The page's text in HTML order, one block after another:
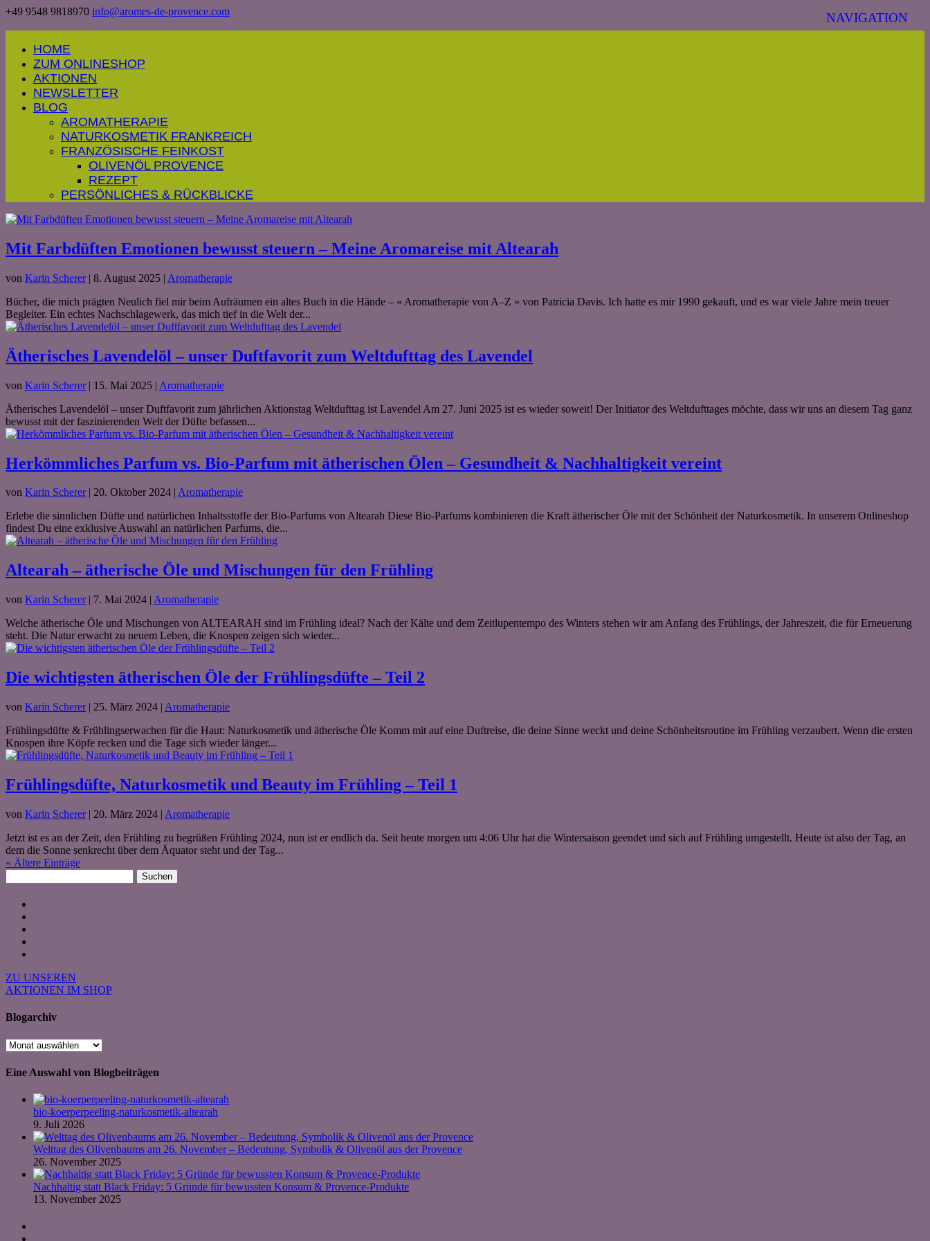
+49 9548 9818970 info@aromes-de-provence.com
HOME
ZUM ONLINESHOP
AKTIONEN
NEWSLETTER
BLOG
AROMATHERAPIE
NATURKOSMETIK FRANKREICH
FRANZÖSISCHE FEINKOST
OLIVENÖL PROVENCE
REZEPT
PERSÖNLICHES & RÜCKBLICKE
Mit Farbdüften Emotionen bewusst steuern – Meine Aromareise mit Altearah
von Karin Scherer| 8. August 2025 | Aromatherapie
Bücher, die mich prägten Neulich fiel mir beim Aufräumen ein altes Buch in die Hände – « Aromatherapie von A–Z » von Patricia Davis. Ich hatte es mir 1990 gekauft, und es war viele Jahre mein treuer
Begleiter. Ein echtes Nachschlagewerk, das mich tief in die Welt der...
Ätherisches Lavendelöl – unser Duftfavorit zum Weltdufttag des Lavendel
von Karin Scherer| 15. Mai 2025 | Aromatherapie
Ätherisches Lavendelöl – unser Duftfavorit zum jährlichen Aktionstag Weltdufttag ist Lavendel Am 27. Juni 2025 ist es wieder soweit! Der Initiator des Weltdufttages möchte, dass wir uns an diesem Tag ganz
bewusst mit der faszinierenden Welt der Düfte befassen...
Herkömmliches Parfum vs. Bio-Parfum mit ätherischen Ölen – Gesundheit & Nachhaltigkeit vereint
von Karin Scherer| 20. Oktober 2024 | Aromatherapie
Erlebe die sinnlichen Düfte und natürlichen Inhaltsstoffe der Bio-Parfums von Altearah Diese Bio-Parfums kombinieren die Kraft ätherischer Öle mit der Schönheit der Naturkosmetik. In unserem Onlineshop
findest Du eine exklusive Auswahl an natürlichen Parfums, die...
Altearah – ätherische Öle und Mischungen für den Frühling
von Karin Scherer| 7. Mai 2024 | Aromatherapie
Welche ätherische Öle und Mischungen von ALTEARAH sind im Frühling ideal? Nach der Kälte und dem Zeitlupentempo des Winters stehen wir am Anfang des Frühlings, der Jahreszeit, die für Erneuerung
steht. Die Natur erwacht zu neuem Leben, die Knospen zeigen sich wieder...
Die wichtigsten ätherischen Öle der Frühlingsdüfte – Teil 2
von Karin Scherer| 25. März 2024 | Aromatherapie
Frühlingsdüfte & Frühlingserwachen für die Haut: Naturkosmetik und ätherische Öle Komm mit auf eine Duftreise, die deine Sinne weckt und deine Schönheitsroutine im Frühling verzaubert. Wenn die ersten
Knospen ihre Köpfe recken und die Tage sich wieder länger...
Frühlingsdüfte, Naturkosmetik und Beauty im Frühling – Teil 1
von Karin Scherer| 20. März 2024 | Aromatherapie
Jetzt ist es an der Zeit, den Frühling zu begrüßen Frühling 2024, nun ist er endlich da. Seit heute morgen um 4:06 Uhr hat die Wintersaison geendet und sich auf Frühling umgestellt. Heute ist also der Tag, an
dem die Sonne senkrecht über dem Äquator steht und der Tag...
« Ältere Einträge
nach:
ZU UNSEREN
AKTIONEN IM SHOP
Blogarchiv
Blogarchiv
Eine Auswahl von Blogbeiträgen
bio-koerperpeeling-naturkosmetik-altearah
9. Juli 2026
Welttag des Olivenbaums am 26. November – Bedeutung, Symbolik & Olivenöl aus der Provence
26. November 2025
Nachhaltig statt Black Friday: 5 Gründe für bewussten Konsum & Provence-Produkte
13. November 2025